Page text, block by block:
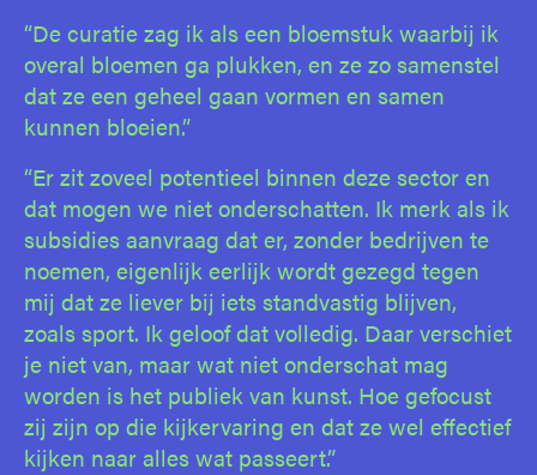
“De curatie zag ik als een bloemstuk waarbij ik
overal bloemen ga plukken, en ze zo samenstel
dat ze een geheel gaan vormen en samen
kunnen bloeien.”
“Er zit zoveel potentieel binnen deze sector en
dat mogen we niet onderschatten. Ik merk als ik
subsidies aanvraag dat er, zonder bedrijven te
noemen, eigenlijk eerlijk wordt gezegd tegen
mij dat ze liever bij iets standvastig blijven,
zoals sport. Ik geloof dat volledig. Daar verschiet
je niet van, maar wat niet onderschat mag
worden is het publiek van kunst. Hoe gefocust
zij zijn op die kijkervaring en dat ze wel effectief
kijken naar alles wat passeert.”